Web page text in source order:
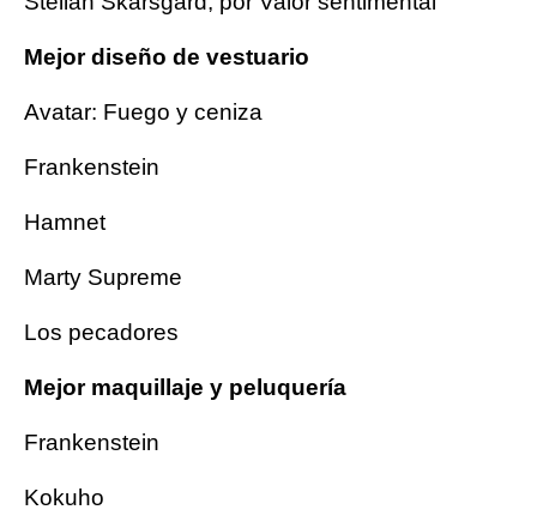
Mejor diseño de vestuario
Avatar: Fuego y ceniza
Frankenstein
Hamnet
Marty Supreme
Los pecadores
Mejor maquillaje y peluquería
Frankenstein
Kokuho